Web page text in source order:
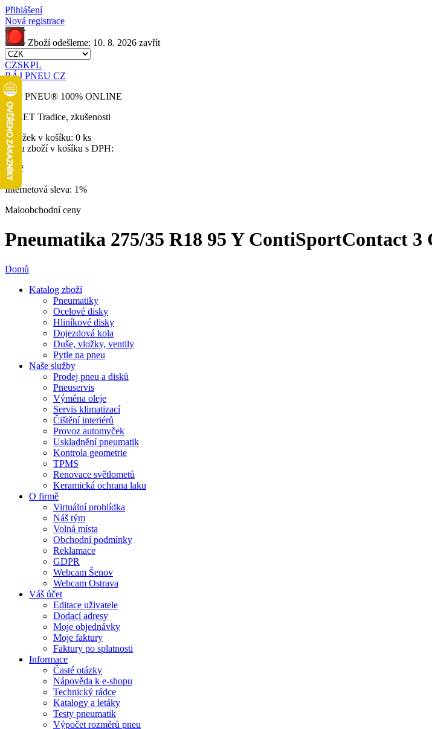
Přihlášení
Nová registrace
Zboží odešleme: 10. 8. 2026 zavřít
CZSKPL
RÁJ PNEU CZ
RÁJ PNEU® 100% ONLINE
32 LET Tradice, zkušenosti
Položek v košíku: 0 ks
Cena zboží v košíku s DPH:
0 Kč
Internetová sleva: 1%
Maloobchodní ceny
Pneumatika 275/35 R18 95 Y ContiSportContact
Domů
Katalog zboží
Pneumatiky
Ocelové disky
Hliníkové disky
Dojezdová kola
Duše, vložky, ventily
Pytle na pneu
Naše služby
Prodej pneu a disků
Pneuservis
Výměna oleje
Servis klimatizací
Čištění interiérů
Provoz automyček
Uskladnění pneumatik
Kontrola geometrie
TPMS
Renovace světlometů
Keramická ochrana laku
O firmě
Virtuální prohlídka
Náš tým
Volná místa
Obchodní podmínky
Reklamace
GDPR
Webcam Šenov
Webcam Ostrava
Váš účet
Editace uživatele
Dodací adresy
Moje objednávky
Moje faktury
Faktury po splatnosti
Informace
Časté otázky
Nápověda k e-shopu
Technický rádce
Katalogy a letáky
Testy pneumatik
Výpočet rozměrů pneu